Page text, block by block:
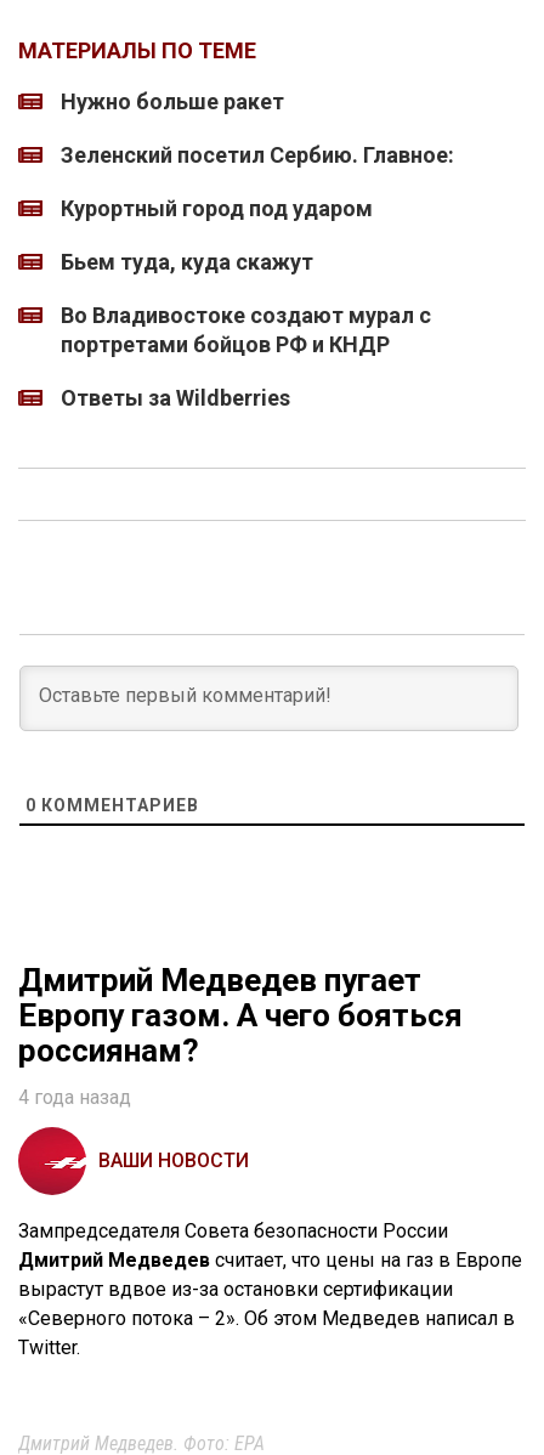
МАТЕРИАЛЫ ПО ТЕМЕ
Нужно больше ракет
Зеленский посетил Сербию. Главное:
Курортный город под ударом
Бьем туда, куда скажут
Во Владивостоке создают мурал с
портретами бойцов РФ и КНДР
Ответы за Wildberries
0 КОММЕНТАРИЕВ
Дмитрий Медведев пугает
Европу газом. А чего бояться
россиянам?
4 года назад
ВАШИ НОВОСТИ
Зампредседателя Совета безопасности России
Дмитрий Медведев считает, что цены на газ в Европе
вырастут вдвое из-за остановки сертификации
«Северного потока – 2». Об этом Медведев написал в
Twitter.
Дмитрий Медведев. Фото: ЕРА